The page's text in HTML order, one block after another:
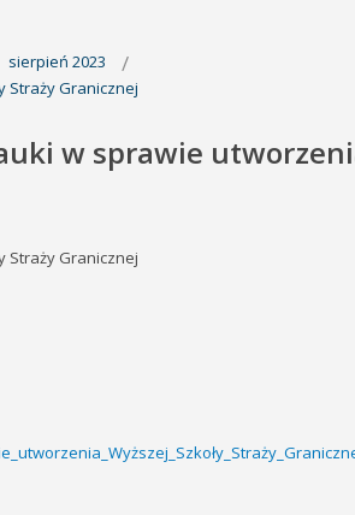
sierpień 2023
Straży Granicznej
w sprawie
Straży Granicznej